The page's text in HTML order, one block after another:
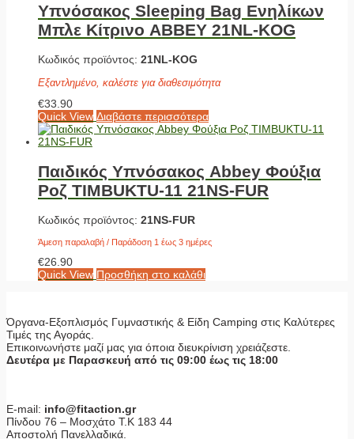
Υπνόσακος Sleeping Bag Eνηλίκων
Μπλε Κίτρινο ABBEY 21NL-KOG
Κωδικός προϊόντος: 21NL-KOG
Εξαντλημένο, καλέστε για διαθεσιμότητα
€33.90
Quick View Διαβάστε περισσότερα
Παιδικός Υπνόσακος Abbey Φούξια
Ροζ TIMBUKTU-11 21NS-FUR
Κωδικός προϊόντος: 21NS-FUR
Άμεση παραλαβή / Παράδοση 1 έως 3 ημέρες
€26.90
Quick View Προσθήκη στο καλάθι
Όργανα-Εξοπλισμός Γυμναστικής & Είδη Camping στις Καλύτερες
Τιμές της Αγοράς.
Επικοινωνήστε μαζί μας για όποια διευκρίνιση χρειάζεστε.
Δευτέρα με Παρασκευή από τις 09:00 έως τις 18:00
E-mail: info@fitaction.gr
Πίνδου 76 – Μοσχάτο Τ.Κ 183 44
Αποστολή Πανελλαδικά.